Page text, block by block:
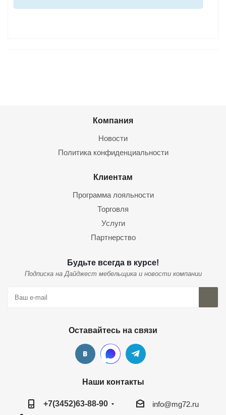
Компания
Новости
Политика конфиденциальности
Клиентам
Программа лояльности
Торговля
Услуги
Партнерство
Будьте всегда в курсе!
Подписка на Дайджест мебельщика и новости компании
Оставайтесь на связи
Наши контакты
+7(3452)63-88-90 info@mg72.ru